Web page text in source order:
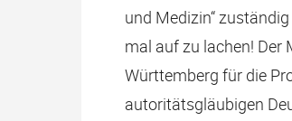
und Medizin“
mal auf zu lachen! Der
Württemberg für die
autoritätsgläubigen